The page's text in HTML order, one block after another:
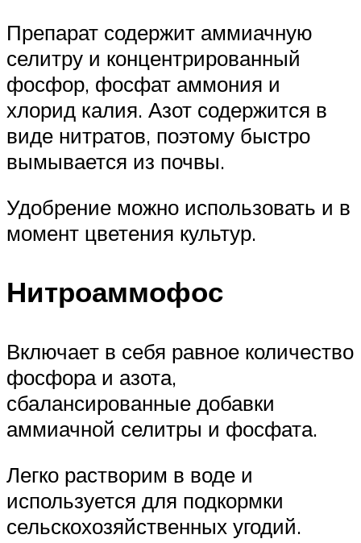
Препарат содержит аммиачную
селитру и концентрированный
фосфор, фосфат аммония и
хлорид калия. Азот содержится в
виде нитратов, поэтому быстро
вымывается из почвы.
Удобрение можно использовать и в
момент цветения культур.
Нитроаммофос
Включает в себя равное количество
фосфора и азота,
сбалансированные добавки
аммиачной селитры и фосфата.
Легко растворим в воде и
используется для подкормки
сельскохозяйственных угодий.